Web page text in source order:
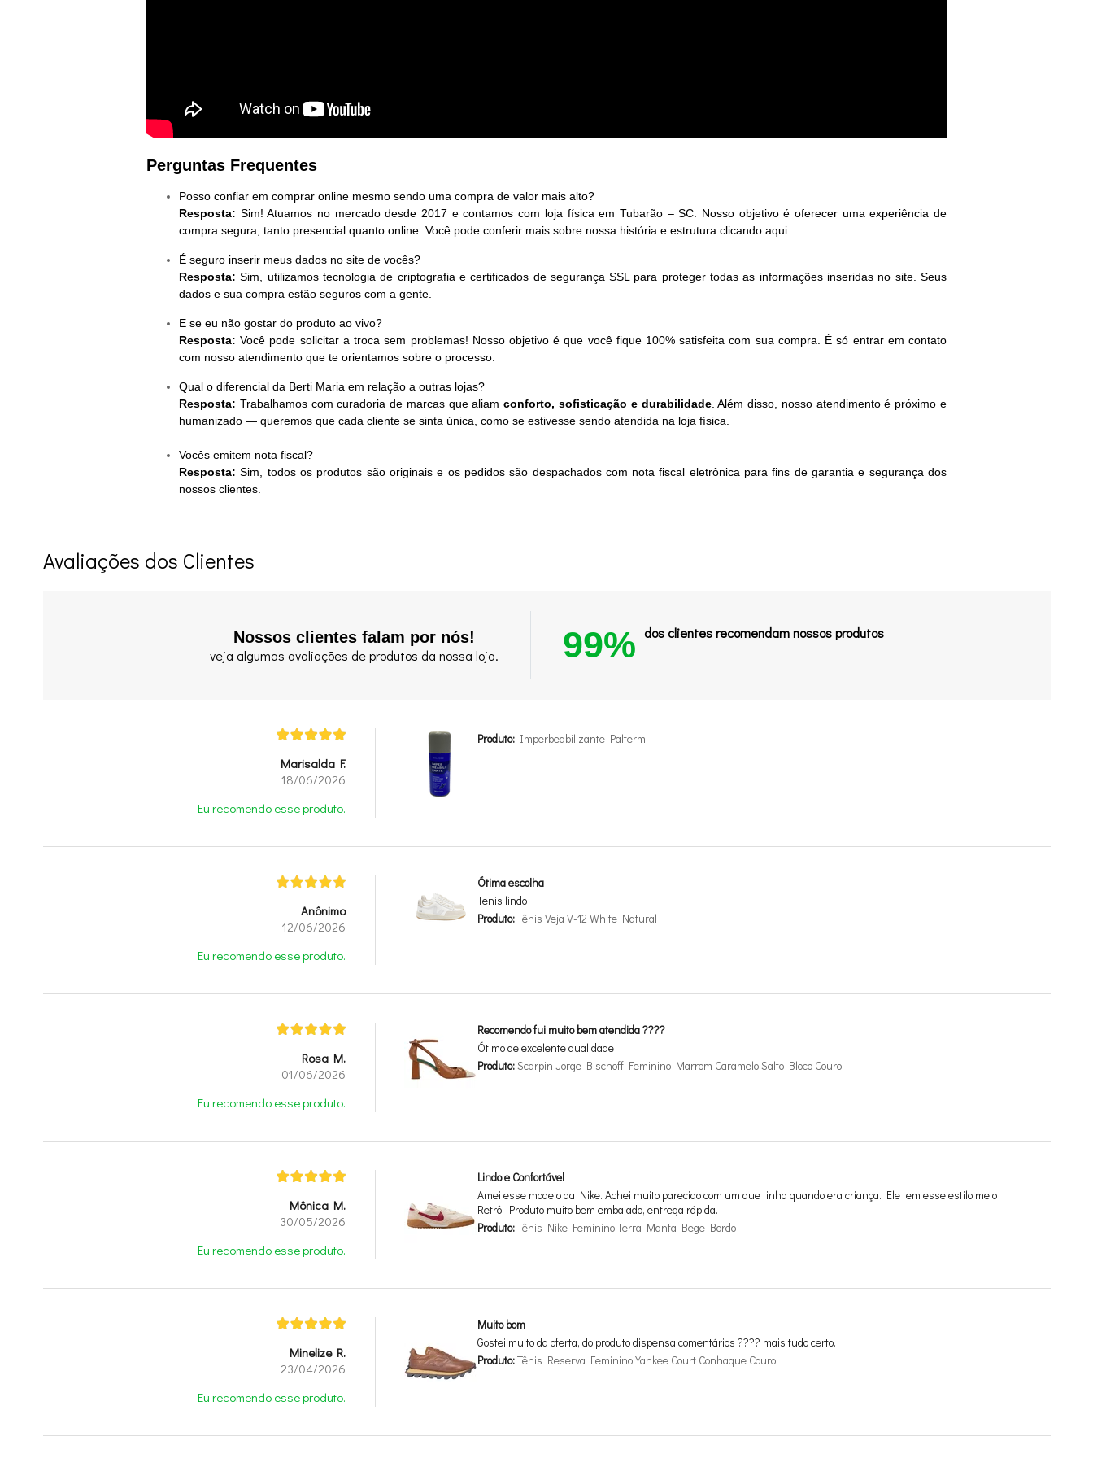
Perguntas Frequentes
Posso confiar em comprar online mesmo sendo uma compra de valor mais alto?
Resposta: Sim! Atuamos no mercado desde 2017 e contamos com loja física em Tubarão – SC. Nosso objetivo é oferecer uma experiência de
compra segura, tanto presencial quanto online. Você pode conferir mais sobre nossa história e estrutura clicando aqui.
É seguro inserir meus dados no site de vocês?
Resposta: Sim, utilizamos tecnologia de criptografia e certificados de segurança SSL para proteger todas as informações inseridas no site. Seus
dados e sua compra estão seguros com a gente.
E se eu não gostar do produto ao vivo?
Resposta: Você pode solicitar a troca sem problemas! Nosso objetivo é que você fique 100% satisfeita com sua compra. É só entrar em contato
com nosso atendimento que te orientamos sobre o processo.
Qual o diferencial da Berti Maria em relação a outras lojas?
Resposta: Trabalhamos com curadoria de marcas que aliamconforto, sofisticação e durabilidade. Além disso, nosso atendimento é próximo e
humanizado — queremos que cada cliente se sinta única, como se estivesse sendo atendida na loja física.
Vocês emitem nota fiscal?
Resposta:Sim, todos os produtos são originais e os pedidos são despachados com nota fiscal eletrônica para fins de garantia e segurança dos
nossos clientes.
Avaliações dos Clientes
Nossos clientes falam por nós!
veja algumas avaliações de produtos da nossa loja. 99% dos clientes recomendam nossos produtos
Marisalda F.
18/06/2026
Eu recomendo esse produto.
Produto: Imperbeabilizante Palterm
Anônimo
12/06/2026
Eu recomendo esse produto.
Ótima escolha
Tenis lindo
Produto:Tênis Veja V-12 White Natural
Rosa M.
01/06/2026
Eu recomendo esse produto.
Recomendo fui muito bem atendida ????
Ótimo de excelente qualidade
Produto:Scarpin Jorge Bischoff Feminino Marrom Caramelo Salto Bloco Couro
Mônica M.
30/05/2026
Eu recomendo esse produto.
Lindo e Confortável
Amei esse modelo da Nike. Achei muito parecido com um que tinha quando era criança. Ele tem esse estilo meio
Retrô. Produto muito bem embalado, entrega rápida.
Produto:Tênis Nike Feminino Terra Manta Bege Bordo
Minelize R.
23/04/2026
Eu recomendo esse produto.
Muito bom
Gostei muito da oferta, do produto dispensa comentários ???? mais tudo certo.
Produto:Tênis Reserva Feminino Yankee Court Conhaque Couro